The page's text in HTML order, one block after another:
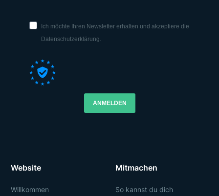
Ich möchte Ihren Newsletter erhalten und akzeptiere die
Datenschutzerklärung.
ANMELDEN
Website
Willkommen
Mitmachen
So kannst du dich